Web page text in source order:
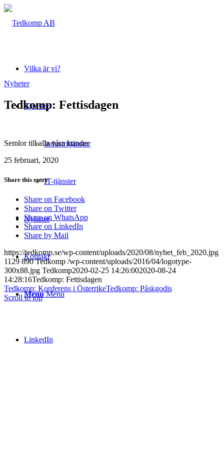
Vilka är vi?
Tjänster
Industritjänster
IT-tjänster
Nyheter
Kontakt
Menu Menu
LinkedIn
Nyheter
Tedkomp: Fettisdagen
Semlor till alla våra kunder
25 februari, 2020
Share this entry
Share on Facebook
Share on Twitter
Share on WhatsApp
Share on LinkedIn
Share by Mail
https://tedkomp.se/wp-content/uploads/2020/08/nyhet_feb_2020.jpg
1129 890 Tedkomp /wp-content/uploads/2016/04/logotype-
300x88.jpg Tedkomp2020-02-25 14:26:002020-08-24
14:28:16Tedkomp: Fettisdagen
Tedkomp: Konferens i ÖsterrikeTedkomp: Påskgodis
Scroll to top